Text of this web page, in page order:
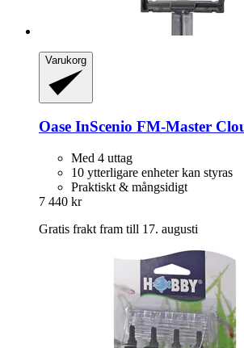
Varukorg
Oase InScenio FM-​Master
Med 4 uttag
10 ytterligare enheter kan styras
Praktiskt & mångsidigt
7 440 kr
Gratis frakt fram till 17. augusti